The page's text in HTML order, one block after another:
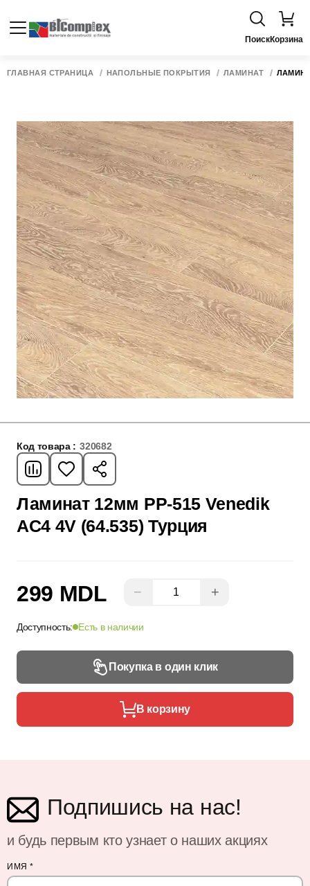
ПоискКорзина
ГЛАВНАЯ СТРАНИЦА НАПОЛЬНЫЕ ПОКРЫТИЯ ЛАМИНАТ
Код товара : 320682
Ламинат 12мм PP-515 Venedik
AC4 4V (64.535) Турция
299 MDL − +
Доступность: Есть в наличии
Покупка в один клик
В корзину
Подпишись на нас!
и будь первым кто узнает о наших акциях
ИМЯ *